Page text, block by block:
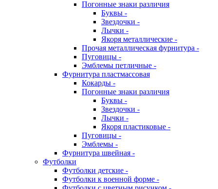
Погонные знаки различия
Буквы -
Звездочки -
Лычки -
Якоря металлические -
Прочая металлическая фурнитура -
Пуговицы -
Эмблемы петличные -
Фурнитура пластмассовая
Кокарды -
Погонные знаки различия
Буквы -
Звездочки -
Лычки -
Якоря пластиковые -
Пуговицы -
Эмблемы -
Фурнитура швейная -
Футболки
Футболки детские -
Футболки к военной форме -